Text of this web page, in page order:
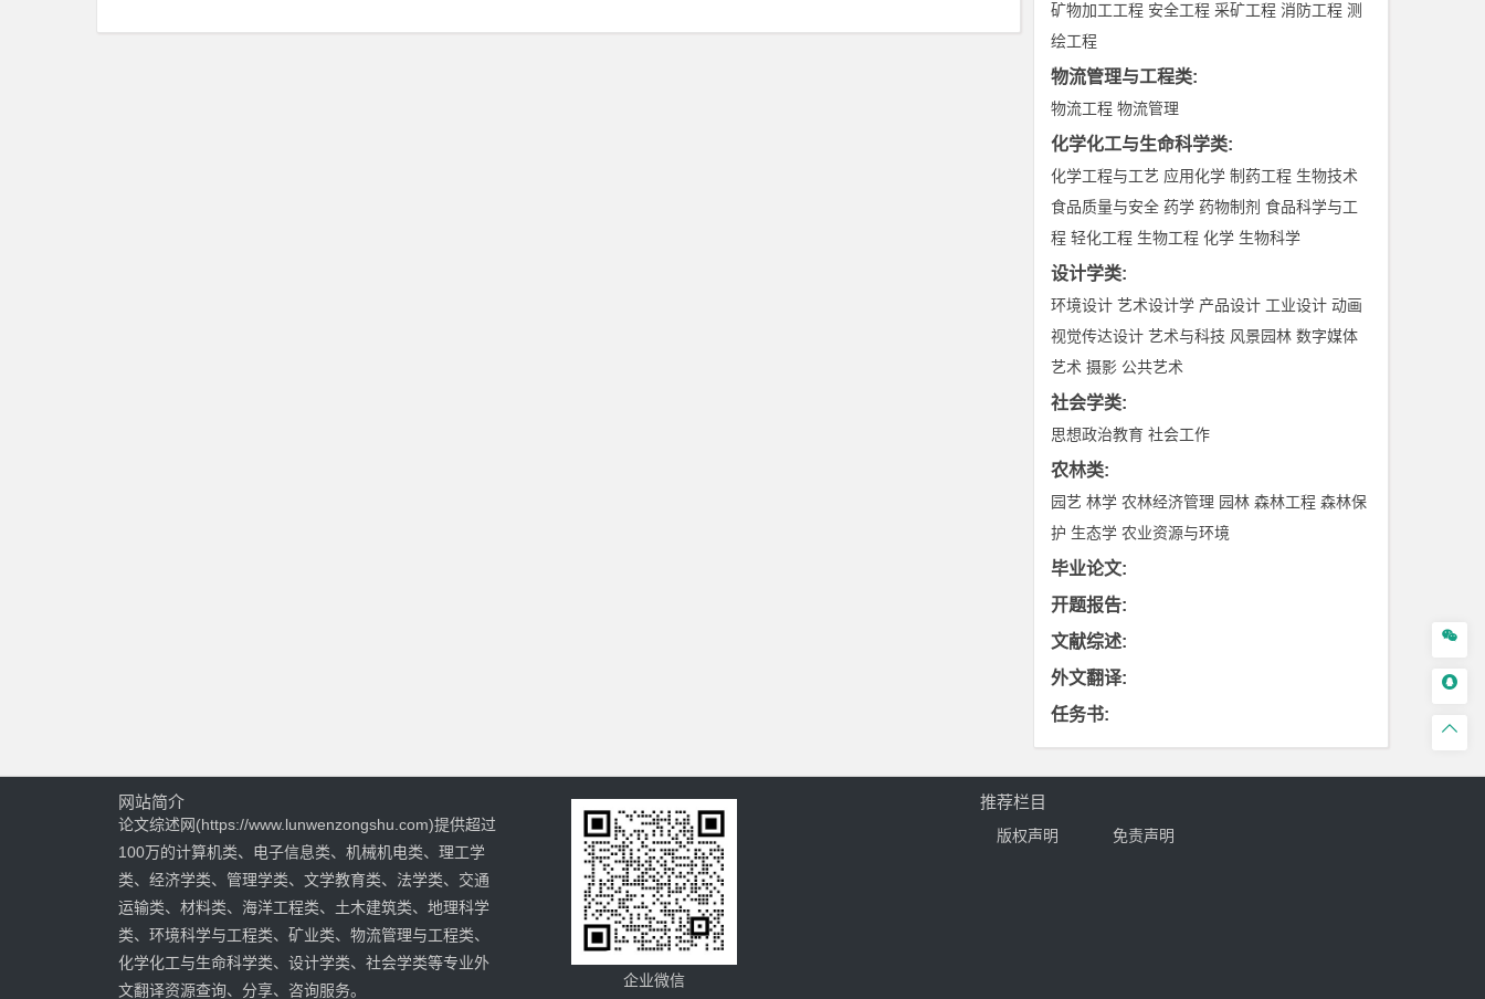
矿物加工工程 安全工程 采矿工程 消防工程 测
绘工程
物流管理与工程类:
物流工程 物流管理
化学化工与生命科学类:
化学工程与工艺 应用化学 制药工程 生物技术
食品质量与安全 药学 药物制剂 食品科学与工
程 轻化工程 生物工程 化学 生物科学
设计学类:
环境设计 艺术设计学 产品设计 工业设计 动画
视觉传达设计 艺术与科技 风景园林 数字媒体
艺术 摄影 公共艺术
社会学类:
思想政治教育 社会工作
农林类:
园艺 林学 农林经济管理 园林 森林工程 森林保
护 生态学 农业资源与环境
毕业论文:
开题报告:
文献综述:
外文翻译:
任务书:



网站简介
论文综述网(https://www.lunwenzongshu.com)提供超过
100万的计算机类、电子信息类、机械机电类、理工学
类、经济学类、管理学类、文学教育类、法学类、交通
运输类、材料类、海洋工程类、土木建筑类、地理科学
类、环境科学与工程类、矿业类、物流管理与工程类、
化学化工与生命科学类、设计学类、社会学类等专业外
文翻译资源查询、分享、咨询服务。
企业微信
推荐栏目
版权声明 免责声明